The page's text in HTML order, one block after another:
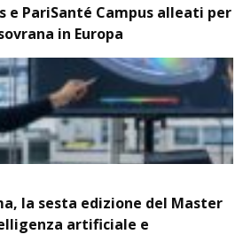
e PariSanté Campus alleati per
in Europa
la sesta edizione del Master
artificiale e